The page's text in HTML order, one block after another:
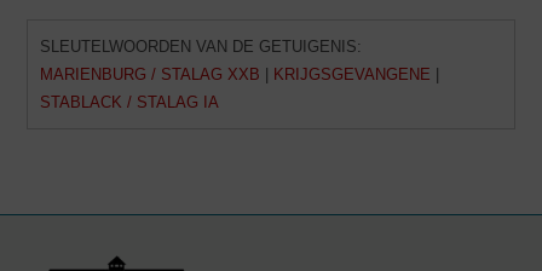
SLEUTELWOORDEN VAN DE GETUIGENIS:
MARIENBURG / STALAG XXB
KRIJGSGEVANGENE
STABLACK / STALAG IA